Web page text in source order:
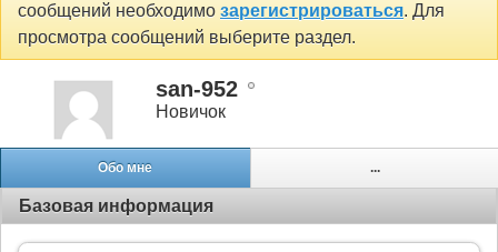
сообщений необходимо зарегистрироваться. Для
просмотра сообщений выберите раздел.
san-952
Новичок
Обо мне ...
Базовая информация